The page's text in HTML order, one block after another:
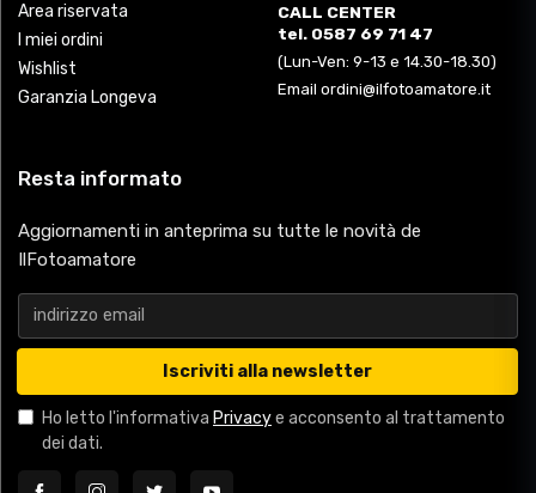
Area riservata
I miei ordini
Wishlist
Garanzia Longeva
CALL CENTER
tel. 0587 69 71 47
(Lun-Ven: 9-13 e 14.30-18.30)
Email ordini@ilfotoamatore.it
Resta informato
Aggiornamenti in anteprima su tutte le novità de
IlFotoamatore
Iscriviti alla newsletter
Ho letto l'informativa Privacye acconsento al trattamento
dei dati.